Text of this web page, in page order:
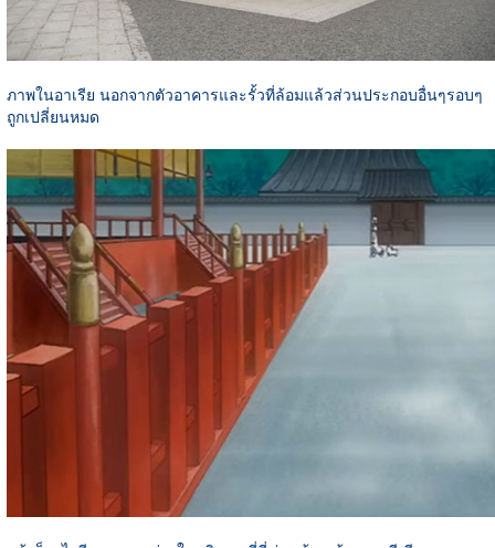
ภาพในอาเรีย นอกจากตัวอาคารและรั้วที่ล้อมแล้วส่วนประกอบอื่นๆรอบๆ
ถูกเปลี่ยนหมด